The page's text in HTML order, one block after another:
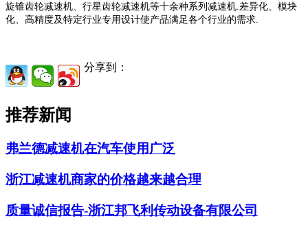
旋锥齿轮减速机、行星齿轮减速机等十余种系列减速机 .差异化、模块
化、高精度及特定行业专用设计使产品满足各个行业的需求.
分享到：
推荐新闻
弗兰德减速机在汽车使用广泛
浙江减速机商家的价格越来越合理
质量诚信报告-浙江邦飞利传动设备有限公司